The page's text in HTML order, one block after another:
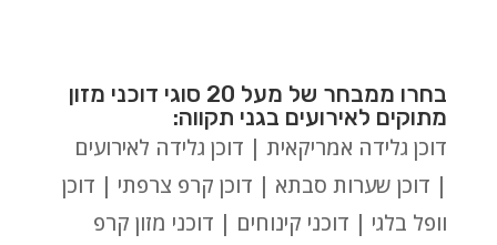
בחרו ממבחר של מעל 20 סוגי דוכני מזון
מתוקים לאירועים בגני תקווה:
דוכן גלידה אמריקאית | דוכן גלידה לאירועים
| דוכן שערות סבתא | דוכן קרפ צרפתי | דוכן
וופל בלגי | דוכני קינוחים | דוכני מזון קרפ